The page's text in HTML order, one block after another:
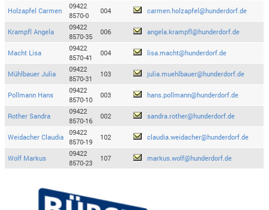
Holzapfel Carmen
09422
8570-0
004 carmen.holzapfel@hunderdorf.de
Krampfl Angela
09422
8570-35
006 angela.krampfl@hunderdorf.de
Macht Lisa
09422
8570-41
004 lisa.macht@hunderdorf.de
Mühlbauer Julia
09422
8570-31
103 julia.muehlbauer@hunderdorf.de
Pollmann Hans
09422
8570-10
003 hans.pollmann@hunderdorf.de
Rother Sandra
09422
8570-16
002 sandra.rother@hunderdorf.de
Weidacher Claudia
09422
8570-19
102 claudia.weidacher@hunderdorf.de
Wolf Markus
09422
8570-23
107 markus.wolf@hunderdorf.de